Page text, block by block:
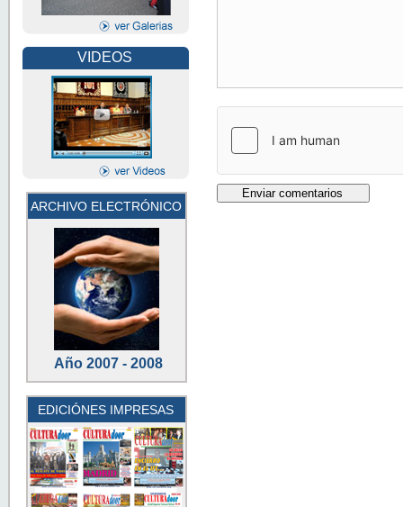
VIDEOS
ARCHIVO ELECTRÓNICO
Año 2007 - 2008
EDICIÓNES IMPRESAS